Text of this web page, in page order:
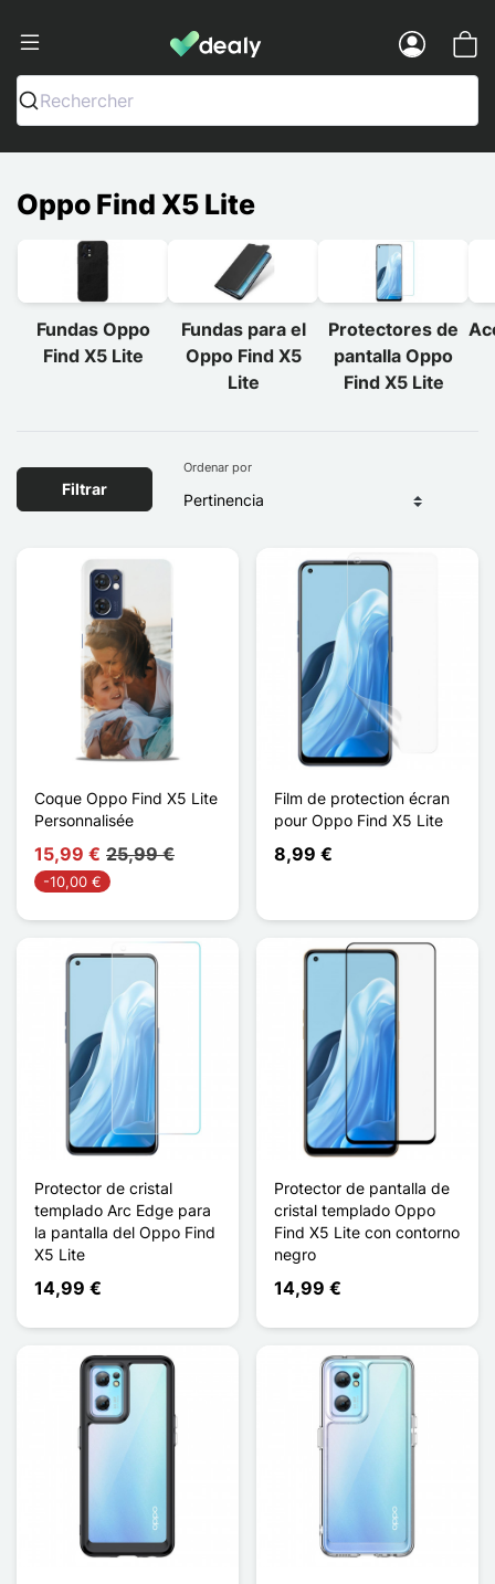
Dealy - Fundas y accesorios para
Rechercher
Oppo Find X5 Lite
Fundas Oppo
Find X5 Lite
Fundas para el
Oppo Find X5
Lite
Protectores de
pantalla Oppo
Find X5 Lite
Filtrar
Ordenar por
Coque Oppo Find X5 Lite
Personnalisée
15,99 € 25,99 €
-10,00 €
Film de protection écran
pour Oppo Find X5 Lite
8,99 €
Protector de cristal
templado Arc Edge para
la pantalla del Oppo Find
X5 Lite
14,99 €
Protector de pantalla de
cristal templado Oppo
Find X5 Lite con contorno
negro
14,99 €